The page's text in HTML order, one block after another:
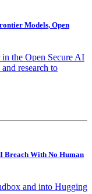
Models, Open
the Open Secure AI
research to
Breach With No Human
and into Hugging